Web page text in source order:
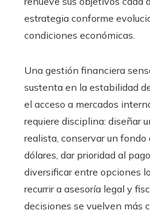
estrategia conforme
condiciones económicas.
Una gestión financiera
sustenta en la estabilidad
el acceso a mercados
requiere disciplina: diseñar
realista, conservar un fondo
dólares, dar prioridad al
diversificar entre opciones
recurrir a asesoría legal y
decisiones se vuelven más